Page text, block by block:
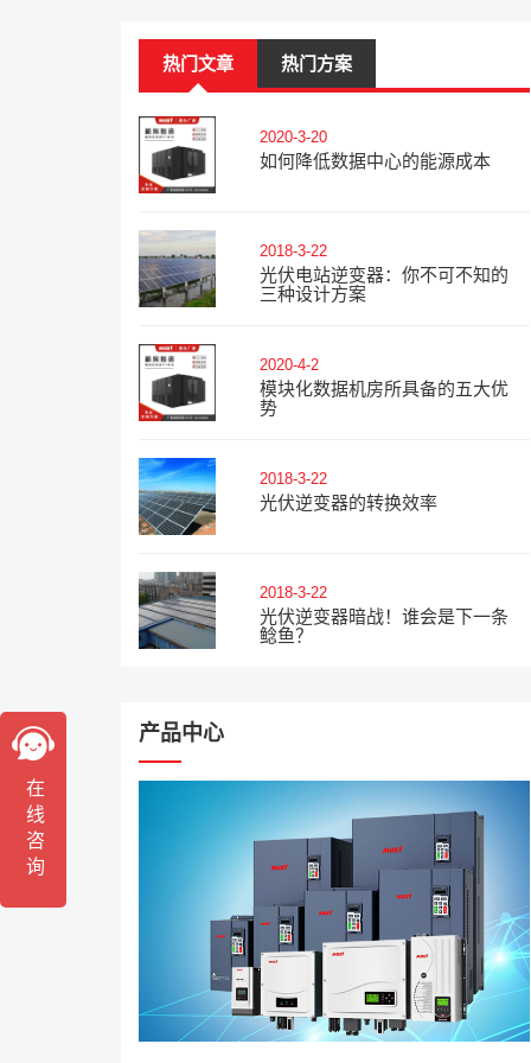
热门文章 热门方案
2020-3-20
如何降低数据中心的能源成本
2018-3-22
光伏电站逆变器：你不可不知的
三种设计方案
2020-4-2
模块化数据机房所具备的五大优
势
2018-3-22
光伏逆变器的转换效率
2018-3-22
光伏逆变器暗战！谁会是下一条
鲶鱼？
产品中心
在线咨询